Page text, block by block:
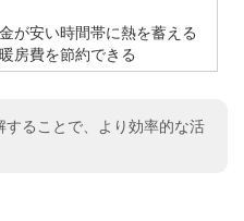
が安い時間帯に熱を蓄える
房費を節約できる
することで、より効率的な活